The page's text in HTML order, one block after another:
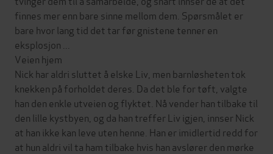
finnes mer enn bare sinne mellom dem. Spørsmålet er
bare hvor lang tid det tar før gnistene tenner en
eksplosjon ...
Veien hjem
Nick har aldri sluttet å elske Liv, men barnløsheten tok
knekken på forholdet deres. Da det ble for tøft, valgte
han den enkle utveien og flyktet. Nå vender han tilbake til
den lille kystbyen, og da han treffer Liv igjen, innser Nick
at han ikke kan leve uten henne. Han er imidlertid redd for
at hun aldri vil ta ham tilbake hvis han avslører den mørke